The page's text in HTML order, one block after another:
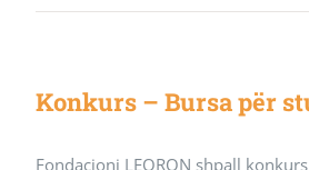
Konkurs – Bursa për
Fondacioni LEORON shpall